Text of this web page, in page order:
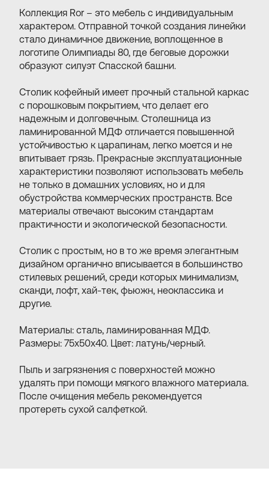
Коллекция Ror – это мебель с индивидуальным
характером. Отправной точкой создания линейки
стало динамичное движение, воплощенное в
логотипе Олимпиады 80, где беговые дорожки
образуют силуэт Спасской башни.
Столик кофейный имеет прочный стальной каркас
с порошковым покрытием, что делает его
надежным и долговечным. Столешница из
ламинированной МДФ отличается повышенной
устойчивостью к царапинам, легко моется и не
впитывает грязь. Прекрасные эксплуатационные
характеристики позволяют использовать мебель
не только в домашних условиях, но и для
обустройства коммерческих пространств. Все
материалы отвечают высоким стандартам
практичности и экологической безопасности.
Столик с простым, но в то же время элегантным
дизайном органично вписывается в большинство
стилевых решений, среди которых минимализм,
сканди, лофт, хай-тек, фьюжн, неоклассика и
другие.
Материалы: сталь, ламинированная МДФ.
Размеры: 75х50х40. Цвет: латунь/черный.
Пыль и загрязнения с поверхностей можно
удалять при помощи мягкого влажного материала.
После очищения мебель рекомендуется
протереть сухой салфеткой.